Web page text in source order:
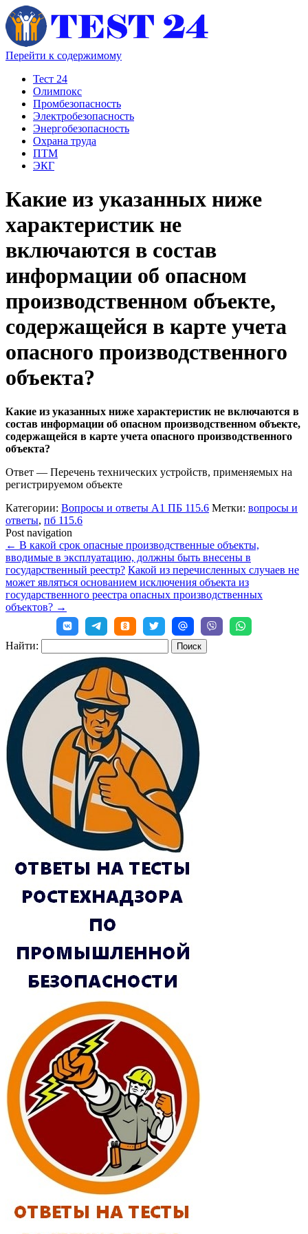
Перейти к содержимому
Тест 24
Олимпокс
Промбезопасность
Электробезопасность
Энергобезопасность
Охрана труда
ПТМ
ЭКГ
Какие из указанных ниже
характеристик не
включаются в состав
информации об опасном
производственном объекте,
содержащейся в карте учета
опасного производственного
объекта?
Какие из указанных ниже характеристик не включаются в
состав информации об опасном производственном объекте,
содержащейся в карте учета опасного производственного
объекта?
Ответ — Перечень технических устройств, применяемых на
регистрируемом объекте
Категории: Вопросы и ответы А1 ПБ 115.6 Метки: вопросы и
ответы, пб 115.6
Post navigation
← В какой срок опасные производственные объекты,
вводимые в эксплуатацию, должны быть внесены в
государственный реестр? Какой из перечисленных случаев не
может являться основанием исключения объекта из
государственного реестра опасных производственных
объектов? →
Найти: